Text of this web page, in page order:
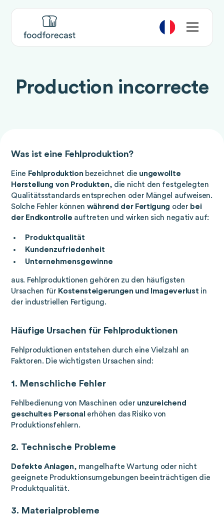
Production incorrecte
Was ist eine Fehlproduktion?
Eine Fehlproduktion bezeichnet die ungewollte
Herstellung von Produkten, die nicht den festgelegten
Qualitätsstandards entsprechen oder Mängel aufweisen.
Solche Fehler können während der Fertigung oder bei
der Endkontrolle auftreten und wirken sich negativ auf:
Produktqualität
Kundenzufriedenheit
Unternehmensgewinne
aus. Fehlproduktionen gehören zu den häufigsten
Ursachen für Kostensteigerungen und Imageverlust in
der industriellen Fertigung.
Häufige Ursachen für Fehlproduktionen
Fehlproduktionen entstehen durch eine Vielzahl an
Faktoren. Die wichtigsten Ursachen sind:
1. Menschliche Fehler
Fehlbedienung von Maschinen oder unzureichend
geschultes Personal erhöhen das Risiko von
Produktionsfehlern.
2. Technische Probleme
Defekte Anlagen, mangelhafte Wartung oder nicht
geeignete Produktionsumgebungen beeinträchtigen die
Produktqualität.
3. Materialprobleme